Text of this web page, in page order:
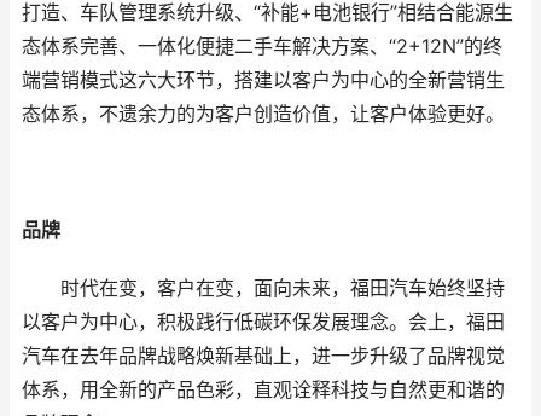
打造、车队管理系统升级、“补能+电池银行”相结合能源生
态体系完善、一体化便捷二手车解决方案、“2+12N”的终
端营销模式这六大环节，搭建以客户为中心的全新营销生
态体系，不遗余力的为客户创造价值，让客户体验更好。
品牌
时代在变，客户在变，面向未来，福田汽车始终坚持
以客户为中心，积极践行低碳环保发展理念。会上，福田
汽车在去年品牌战略焕新基础上，进一步升级了品牌视觉
体系，用全新的产品色彩，直观诠释科技与自然更和谐的